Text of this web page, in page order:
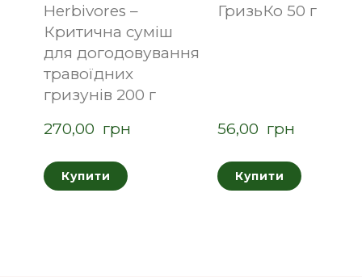
Herbivores –
Критична суміш
для догодовування
травоїдних
гризунів 200 г
270,00  грн
Купити
ГризьКо 50 г і 125
56,00  грн
Купити